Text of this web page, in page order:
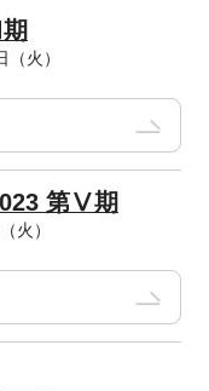
火）
第Ⅴ期
火）